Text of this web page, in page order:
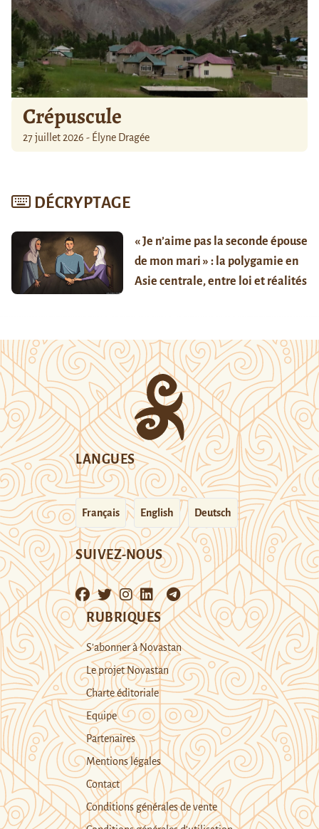
Crépuscule
27 juillet 2026 - Élyne Dragée
DÉCRYPTAGE
« Je n’aime pas la seconde épouse
de mon mari » : la polygamie en
Asie centrale, entre loi et réalités
LANGUES
Français English Deutsch
SUIVEZ-NOUS
RUBRIQUES
S’abonner à Novastan
Le projet Novastan
Charte éditoriale
Equipe
Partenaires
Mentions légales
Contact
Conditions générales de vente